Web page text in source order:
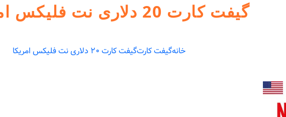
گیفت کارت 20 دلاری نت فلیکس امریکا
خانهگیفت کارتگیفت کارت 20 دلاری نت فلیکس امریکا